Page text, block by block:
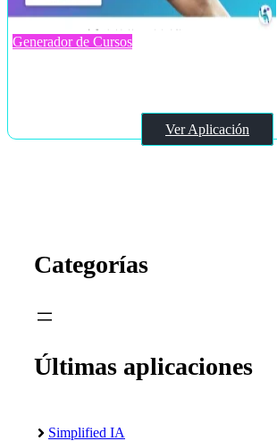
Generador de Cursos
Ver Aplicación
Categorías
Últimas aplicaciones
Simplified IA